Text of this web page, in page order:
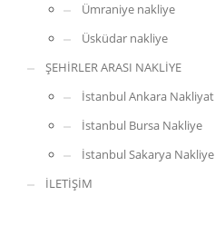
Ümraniye nakliye
Üsküdar nakliye
ŞEHİRLER ARASI NAKLİYE
İstanbul Ankara Nakliyat
İstanbul Bursa Nakliye
İstanbul Sakarya Nakliye
İLETİŞİM